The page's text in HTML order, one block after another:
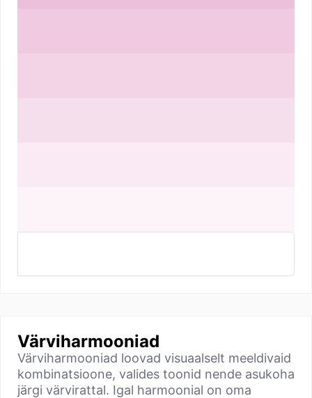
Värviharmooniad
Värviharmooniad loovad visuaalselt meeldivaid
kombinatsioone, valides toonid nende asukoha
järgi värvirattal. Igal harmoonial on oma